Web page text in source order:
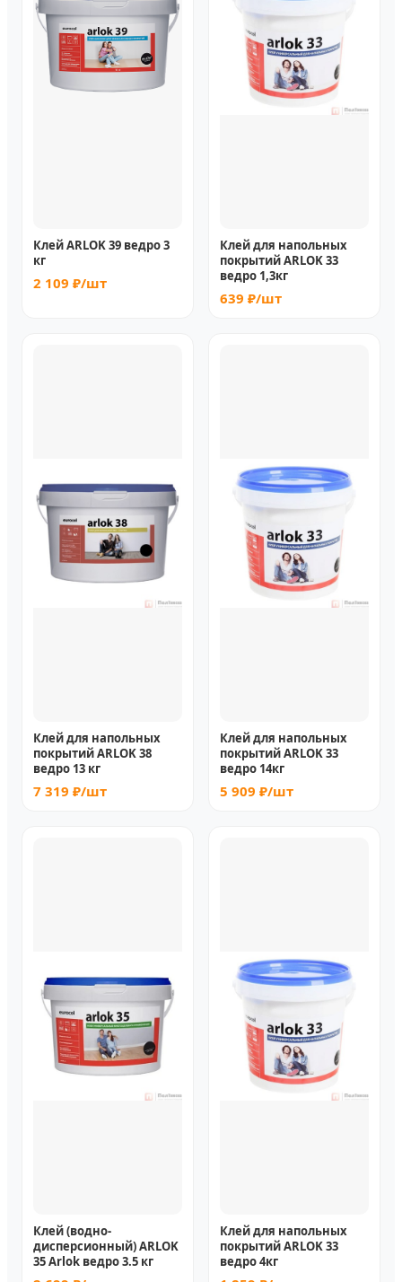
Клей ARLOK 39 ведро 3
кг
2 109 ₽/шт
Клей для напольных
покрытий ARLOK 33
ведро 1,3кг
639 ₽/шт
Клей для напольных
покрытий ARLOK 38
ведро 13 кг
7 319 ₽/шт
Клей для напольных
покрытий ARLOK 33
ведро 14кг
5 909 ₽/шт
Клей (водно-
дисперсионный) ARLOK
35 Arlok ведро 3.5 кг
Клей для напольных
покрытий ARLOK 33
ведро 4кг